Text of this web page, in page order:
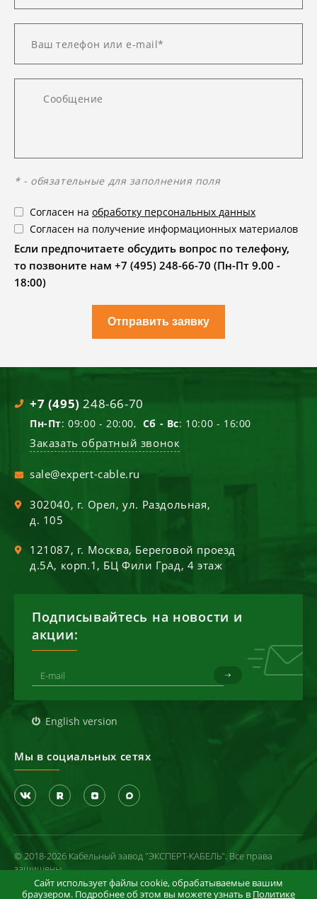
* - обязательные для заполнения поля
Согласен на обработку персональных данных
Согласен на получение информационных материалов
Если предпочитаете обсудить вопрос по телефону,
то позвоните нам +7 (495) 248-66-70 (Пн-Пт 9.00 -
18:00)
Отправить заявку
+7 (495) 248-66-70
Пн-Пт: 09:00 - 20:00, Сб - Вс: 10:00 - 16:00
Заказать обратный звонок
sale@expert-cable.ru
302040, г. Орел,ул. Раздольная,
д. 105
121087, г. Москва, Береговой проезд
д.5А, корп.1, БЦ Фили Град, 4 этаж
Подписывайтесь на новости и
акции:
English version
Мы в социальных сетях
© 2018-2026 Кабельный завод "ЭКСПЕРТ-КАБЕЛЬ". Все права
защищены
Политика конфиденциальности
Сайт использует файлы cookie, обрабатываемые вашим
браузером. Подробнее об этом вы можете узнать в Политике